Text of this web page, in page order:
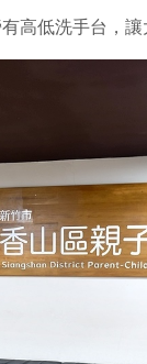
高低洗手台，